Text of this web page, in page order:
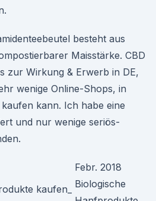
besteht aus
Maisstärke. CBD
zur Wirkung & Erwerb in DE,
wenige Online-Shops, in
kann. Ich habe eine
und nur wenige seriös-
Febr. 2018
Biologische